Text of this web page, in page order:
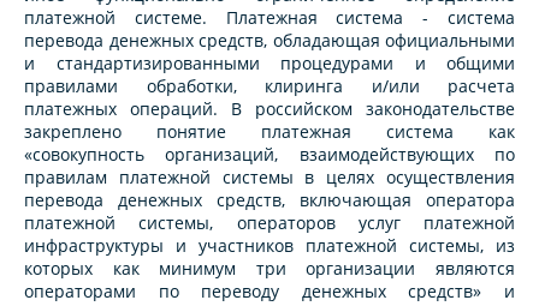
платежной системе. Платежная система - система
перевода денежных средств, обладающая официальными
и стандартизированными процедурами и общими
правилами обработки, клиринга и/или расчета
платежных операций. В российском законодательстве
закреплено понятие платежная система как
«совокупность организаций, взаимодействующих по
правилам платежной системы в целях осуществления
перевода денежных средств, включающая оператора
платежной системы, операторов услуг платежной
инфраструктуры и участников платежной системы, из
которых как минимум три организации являются
операторами по переводу денежных средств» и